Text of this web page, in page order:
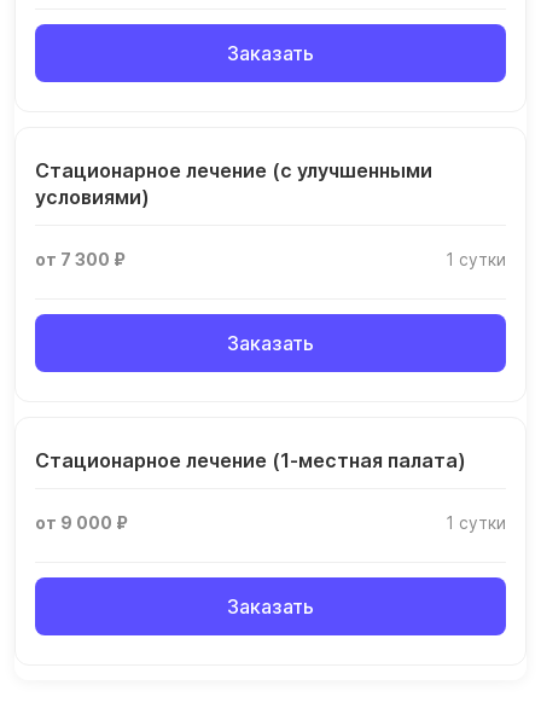
Заказать
Стационарное лечение (с улучшенными
условиями)
от 7 300 ₽ 1 сутки
Заказать
Стационарное лечение (1-местная палата)
от 9 000 ₽ 1 сутки
Заказать